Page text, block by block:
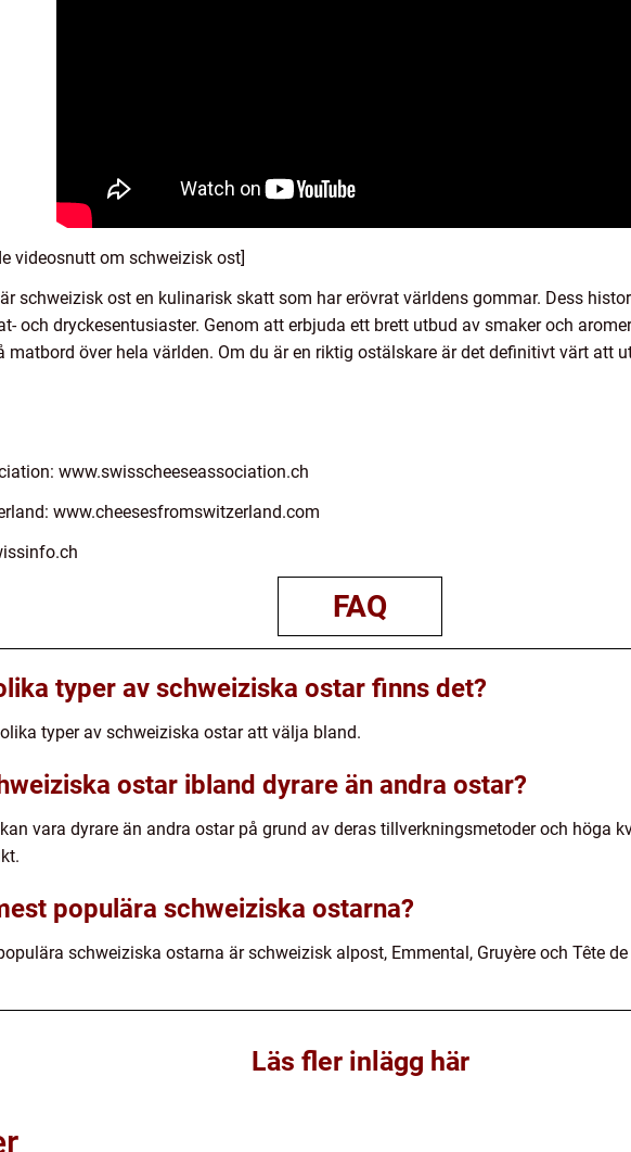
videosnutt om schweizisk ost]
schweizisk ost en kulinarisk skatt som har erövrat världens gommar. Dess
och dryckesentusiaster. Genom att erbjuda ett brett utbud av smaker och
över hela världen. Om du är en riktig ostälskare är det definitivt värt att
www.swisscheeseassociation.ch
www.cheesesfromswitzerland.com
FAQ
typer av schweiziska ostar finns det?
typer av schweiziska ostar att välja bland.
ostar ibland dyrare än andra ostar?
vara dyrare än andra ostar på grund av deras tillverkningsmetoder och höga
populära schweiziska ostarna?
schweiziska ostarna är schweizisk alpost, Emmental, Gruyère och Tête
Läs fler inlägg här